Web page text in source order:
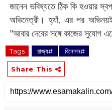
জানেন ভবিষ্যতে ঠিক কি হওয়ার
অভিনেত্রী। হ্যাঁ, এর পর
"আবার দেবের সঙ্গে কাজের সুযোগ
Tags ‌ রাজ্য# ‌ বিনোদন#
Share This